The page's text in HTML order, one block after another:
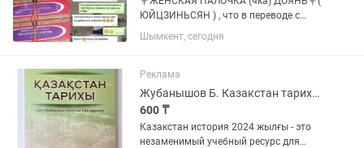
ЮЙЦЗИНЬСЯН ) , что в переводе с
китайского означает «Ночная красота»
Действие: •сокращает стенки
Шымкент, сегодня
Реклама
Жубанышов Б. Казакстан тарихы пәні бойынша көмекші курал
600 ₸
Казакстан история 2024 жылғы - это
незаменимый учебный ресурс для